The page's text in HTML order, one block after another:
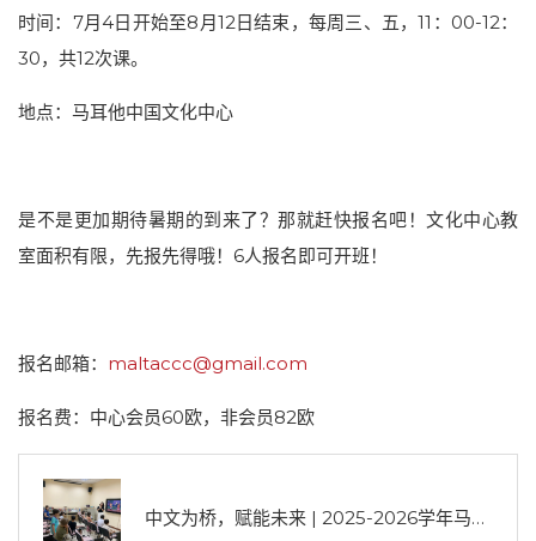
时间：7月4日开始至8月12日结束，每周三、五，11：00-12：
30，共12次课。
地点：马耳他中国文化中心
是不是更加期待暑期的到来了？那就赶快报名吧！文化中心教
室面积有限，先报先得哦！6人报名即可开班！
报名邮箱： maltaccc@gmail.com
报名费：中心会员60欧，非会员82欧
中文为桥，赋能未来 | 2025-2026学年马耳他汉语课程邀您同行